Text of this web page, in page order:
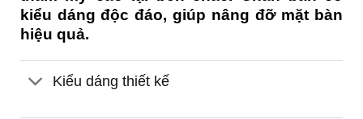
kiểu dáng độc đáo, giúp nâng đỡ mặt bàn
hiệu quả.
Kiểu dáng thiết kế